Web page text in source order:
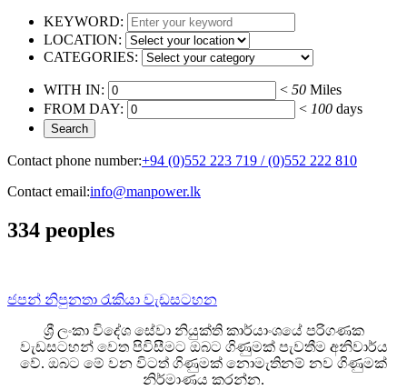
KEYWORD:
LOCATION:
CATEGORIES:
WITH IN: < 50 Miles
FROM DAY:
< 100 days
Contact phone number:+94 (0)552 223 719 / (0)552 222 810
Contact email:info@manpower.lk
334 peoples
ජපන් නිපුනතා රැකියා වැඩසටහන
ශ්‍රී ලංකා විදේශ සේවා නියුක්ති කාර්යාංශයේ පරිගණක
වැඩසටහන් වෙත පිවිසීමට ඔබට ගිණුමක් පැවතීම අනිවාර්ය
වේ. ඔබට මේ වන විටත් ගිණුමක් නොමැතිනම් නව ගිණුමක්
නිර්මාණය කරන්න.